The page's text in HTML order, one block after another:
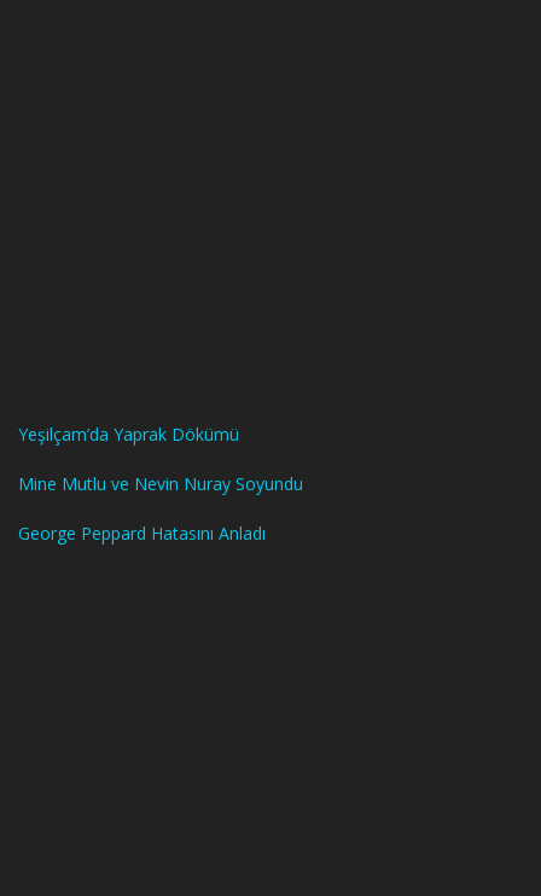
Yeşilçam’da Yaprak Dökümü
Mine Mutlu ve Nevin Nuray Soyundu
George Peppard Hatasını Anladı